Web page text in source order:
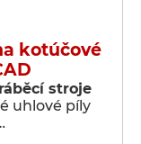
kotúčové
stroje
uhlové píly